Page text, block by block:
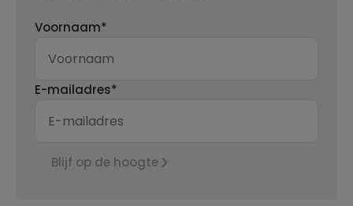
Voornaam*
E-mailadres*
Blijf op de hoogte